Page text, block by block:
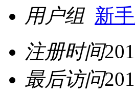
用户组 新
注册时间
最后访问